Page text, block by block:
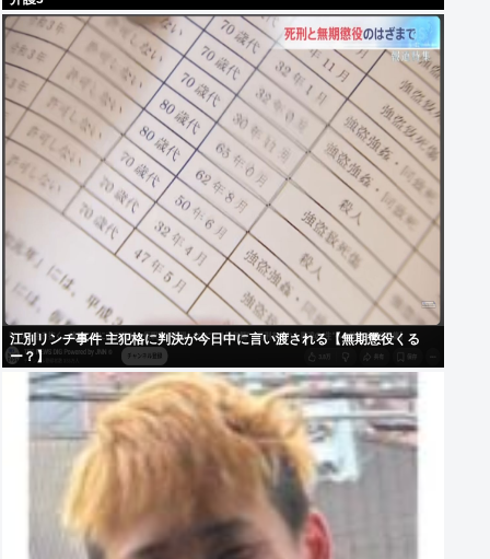
江別リンチ事件 主犯格に判決が今日中に言い渡される【無期懲役くる
ー？】